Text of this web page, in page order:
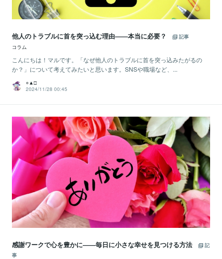
他人のトラブルに首を突っ込む理由――本当に必要？
記事
コラム
こんにちは！マルです。「なぜ他人のトラブルに首を突っ込みたがるの
か？」について考えてみたいと思います。SNSや職場など、...
○▲□
2024/11/28 00:45
感謝ワークで心を豊かに――毎日に小さな幸せを見つける方法
記
事